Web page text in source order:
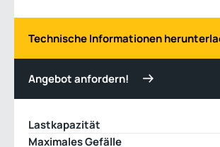
Technische Informationen
Angebot anfordern!
Lastkapazität
Maximales Gefälle